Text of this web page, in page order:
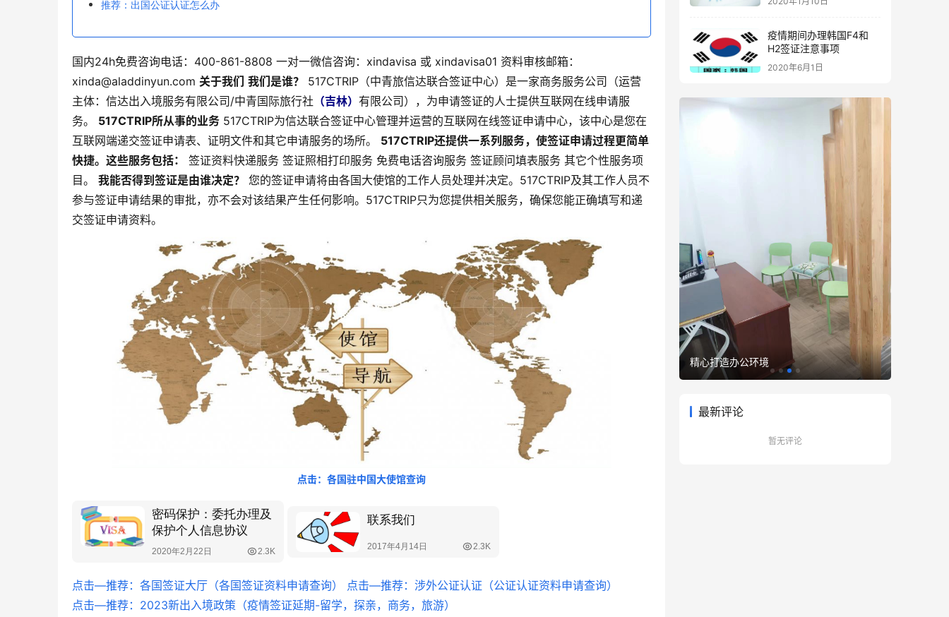
推荐：出国公证认证怎么办
国内24h免费咨询电话：400-861-8808 一对一微信咨询：xindavisa 或 xindavisa01 资料审核邮箱：
xinda@aladdinyun.com 关于我们 我们是谁？
517CTRIP（中青旅信达联合签证中心）是一家商务服务公司（运营
主体：信达出入境服务有限公司/中青国际旅行社 （吉林） 有限公司），为申请签证的人士提供互联网在线申请服
务。 517CTRIP所从事的业务 517CTRIP为信达联合签证中心管理并运营的互联网在线签证申请中心，该中心是您在
互联网端递交签证申请表、证明文件和其它申请服务的场所。 517CTRIP还提供一系列服务，使签证申请过程更简单
快捷。这些服务包括：
签证资料快递服务 签证照相打印服务 免费电话咨询服务 签证顾问填表服务 其它个性服务项
目。 我能否得到签证是由谁决定？
您的签证申请将由各国大使馆的工作人员处理并决定。517CTRIP及其工作人员不
参与签证申请结果的审批，亦不会对该结果产生任何影响。517CTRIP只为您提供相关服务，确保您能正确填写和递
交签证申请资料。
点击：各国驻中国大使馆查询
点击—推荐：各国签证大厅（各国签证资料申请查询）
点击—推荐：涉外公证认证（公证认证资料申请查询）
点击—推荐：2023新出入境政策（疫情签证延期-留学，探亲，商务，旅游）
疫情期间办理韩国F4和
H2签证注意事项
2020年6月1日
中青旅信达联合签证中心
客户咨询服务台 精心打造办公环境
最新评论
暂无评论